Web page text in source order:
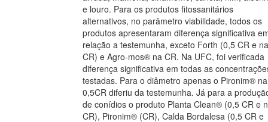
e louro. Para os produtos fitossanitários
alternativos, no parâmetro viabilidade, todos os
produtos apresentaram diferença significativa
relação a testemunha, exceto Forth (0,5 CR e na
CR) e Agro-mos® na CR. Na UFC, foi verificada
diferença significativa em todas as
testadas. Para o diâmetro apenas o Pironim® na
0,5CR diferiu da testemunha. Já para a
de conídios o produto Planta Clean® (0,5 CR e
CR), Pironim® (CR), Calda Bordalesa (0,5 CR e